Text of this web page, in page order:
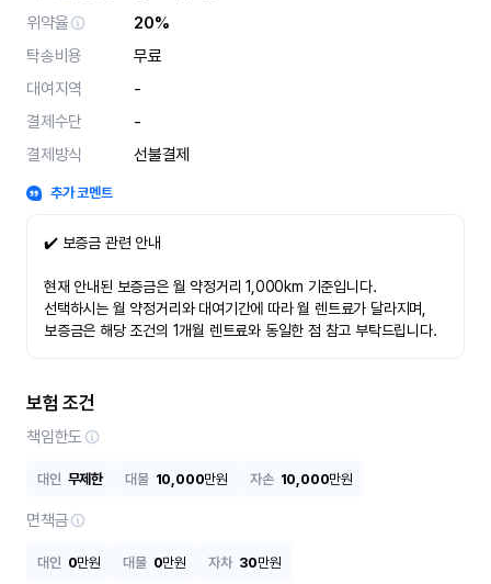
위약율
20%
탁송비용
무료
대여지역
-
결제수단
-
결제방식
선불결제
추가 코멘트
✔️ 보증금 관련 안내
현재 안내된 보증금은 월 약정거리 1,000km 기준입니다.
선택하시는 월 약정거리와 대여기간에 따라 월 렌트료가 달라지며,
보증금은 해당 조건의 1개월 렌트료와 동일한 점 참고 부탁드립니다.
보험 조건
책임한도
대인 무제한 대물 10,000만원 자손 10,000만원
면책금
대인 0만원 대물 0만원 자차 30만원